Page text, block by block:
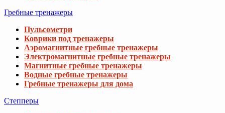
Гребные тренажеры
Пульсометри
Коврики под тренажеры
Аэромагнитные гребные тренажеры
Электромагнитные гребные тренажеры
Магнитные гребные тренажеры
Водные гребные тренажеры
Гребные тренажеры для дома
Степперы